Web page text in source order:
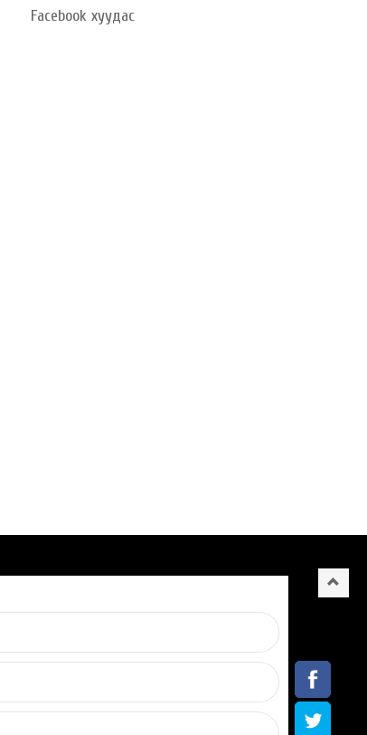
Facebook хуудас